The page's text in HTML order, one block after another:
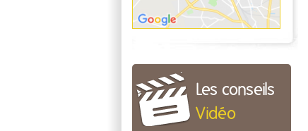
Les conseils
Vidéo